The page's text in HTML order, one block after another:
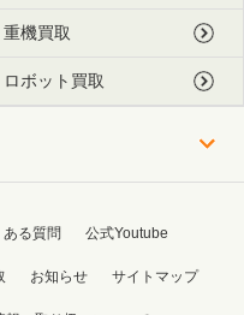
重機買取
ロボット買取
ある質問 公式Youtube
お知らせ サイトマップ